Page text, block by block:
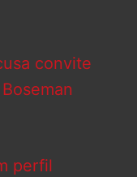
convite
perfil